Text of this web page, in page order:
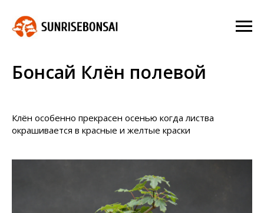
Бонсай Клён полевой
Клён особенно прекрасен осенью когда листва
окрашивается в красные и желтые краски